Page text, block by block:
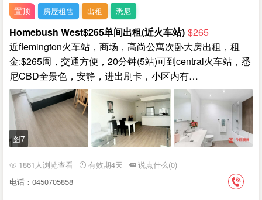
置顶 房屋租售 出租 悉尼
Homebush West$265单间出租(近火车站) $265
近flemington火车站，商场，高尚公寓次卧大房出租，租
金:$265周，交通方便，20分钟(5站)可到central火车站，悉
尼CBD全景色，安静，进出刷卡，小区内有…
图7
1861人浏览查看 有效期4天
说点什么(0)
电话：0450705858